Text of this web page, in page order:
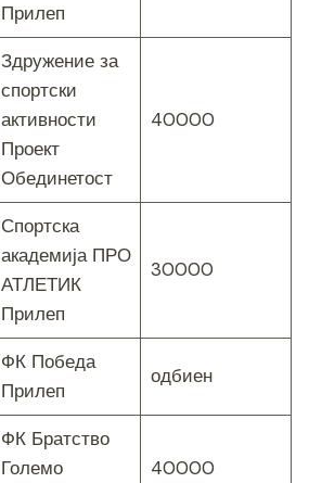
Прилеп
Здружение за
спортски
активности
Проект
Обединетост
40000
Спортска
академија ПРО
АТЛЕТИК
Прилеп
30000
ФК Победа
Прилеп
одбиен
ФК Братство
Големо
40000